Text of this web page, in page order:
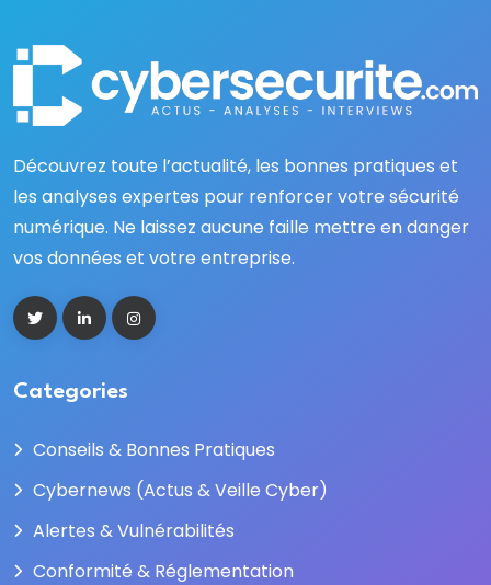
Découvrez toute l’actualité, les bonnes pratiques et
les analyses expertes pour renforcer votre sécurité
numérique. Ne laissez aucune faille mettre en danger
vos données et votre entreprise.
Categories
Conseils & Bonnes Pratiques
Cybernews (Actus & Veille Cyber)
Alertes & Vulnérabilités
Conformité & Réglementation